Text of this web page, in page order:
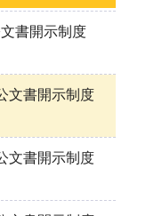
書開示制度
文書開示制度
文書開示制度